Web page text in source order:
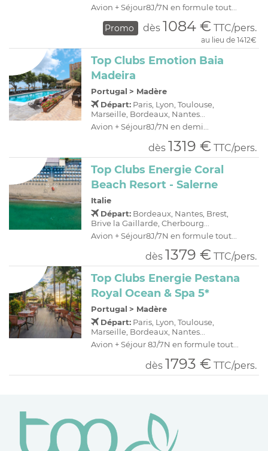
Avion + Séjour8J/7N en formule tout...
Promo dès 1084 € TTC/pers.
au lieu de 1412€
Top Clubs Emotion Baia
Madeira
Portugal > Madère
Départ: Paris, Lyon, Toulouse,
Marseille, Bordeaux, Nantes...
Avion + Séjour8J/7N en demi...
dès 1319 € TTC/pers.
Top Clubs Energie Coral
Beach Resort - Salerne
Italie
Départ: Bordeaux, Nantes, Brest,
Brive la Gaillarde, Cherbourg...
Avion + Séjour8J/7N en formule tout...
dès 1379 € TTC/pers.
Top Clubs Energie Pestana
Royal Ocean & Spa 5*
Portugal > Madère
Départ: Paris, Lyon, Toulouse,
Marseille, Bordeaux, Nantes...
Avion + Séjour 8J/7N en formule tout...
dès 1793 € TTC/pers.